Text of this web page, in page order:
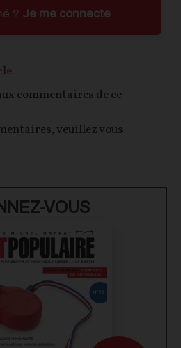
? Je me connecte
commentaires de ce
veuillez vous
VOUS